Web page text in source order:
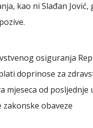
kao ni Slađan
osiguranja
doprinose za
mjeseca od
zakonske obaveze